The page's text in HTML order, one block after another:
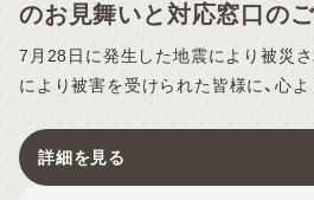
のお見舞いと対応窓口の
7月28日に発生した地震により被災
により被害を受けられた皆様に、心
お祈り申し上げます。 地震の影響に
の不具合、点検・メンテナンスのご依
詳細を見る